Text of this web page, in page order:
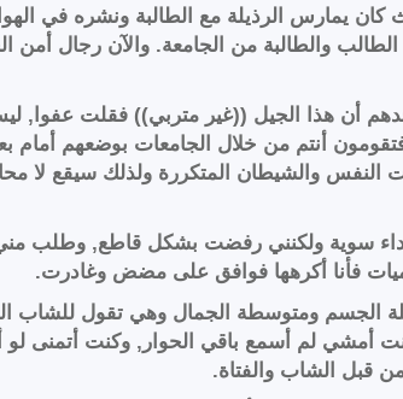
يمارس الرذيلة مع الطالبة ونشره في
والطالبة من الجامعة. والآن رجال أمن
أن هذا الجيل ((غير متربي)) فقلت عفوا,
أنتم من خلال الجامعات بوضعهم
النفس والشيطان المتكررة ولذلك سيقع
سوية ولكنني رفضت بشكل قاطع, وطلب
فأنا أكرهها فوافق على مضض وغادرت.
الجسم ومتوسطة الجمال وهي تقول
أمشي لم أسمع باقي الحوار, وكنت أتمنى لو
قبل الشاب والفتاة.